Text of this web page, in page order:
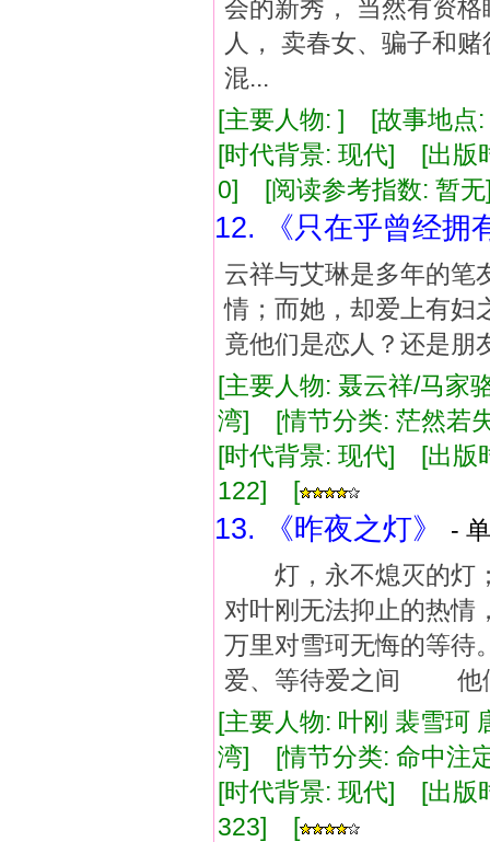
会的新秀， 当然有资
人， 卖春女、骗子和
混...
[主要人物: ] [故事地
[时代背景: 现代] [出
0] [阅读参考指数: 暂无
12. 《只在乎曾经拥
云祥与艾琳是多年的笔
情；而她，却爱上有妇
竟他们是恋人？还是朋
[主要人物: 聂云祥/马家
湾] [情节分类: 茫然若
[时代背景: 现代] [出
122] [
13. 《昨夜之灯》
-
灯，永不熄灭的
对叶刚无法抑止的
万里对雪珂无悔的
爱、等待爱之间 他们
[主要人物: 叶刚 裴雪珂
湾] [情节分类: 命中注
[时代背景: 现代] [出
323] [